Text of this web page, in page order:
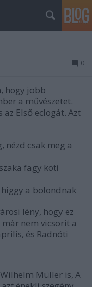
0
hogy jobb
a művészetet.
Első eclogát. Azt
nézd csak meg a
fagy köti
a bolondnak
lény, hogy ez
nem vicsorít a
és Radnóti
Müller is, A